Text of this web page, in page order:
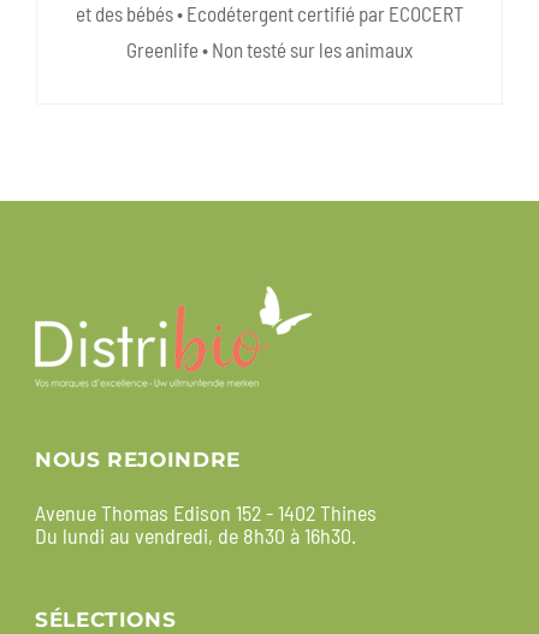
et des bébés • Ecodétergent certifié par ECOCERT
Greenlife • Non testé sur les animaux
NOUS REJOINDRE
Avenue Thomas Edison 152 - 1402 Thines
Du lundi au vendredi, de 8h30 à 16h30.
SÉLECTIONS